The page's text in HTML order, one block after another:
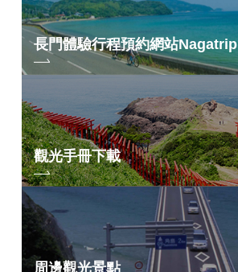
■紅葉季節
長門體驗行程預約網站Nagatrip
觀光手冊下載
周邊觀光景點